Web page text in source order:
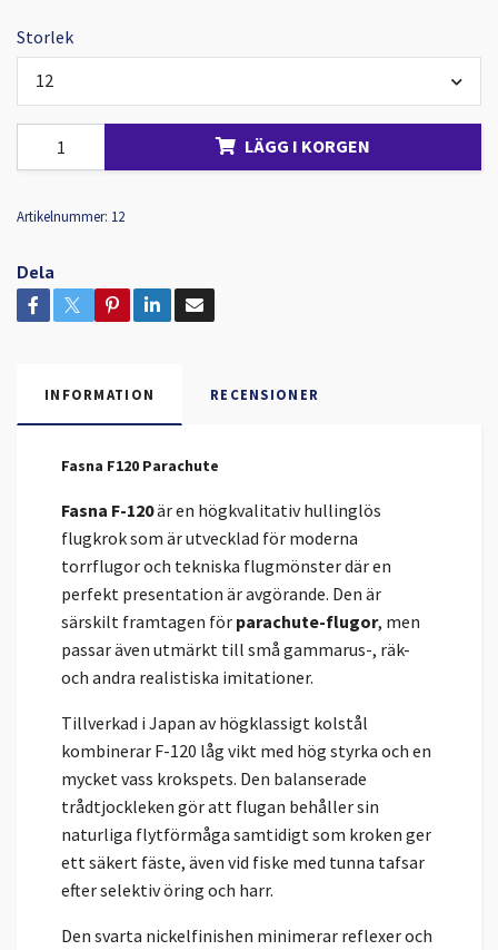
Storlek
12
LÄGG I KORGEN
Artikelnummer: 12
Dela
INFORMATION RECENSIONER
Fasna F120 Parachute
Fasna F-120är en högkvalitativ hullinglös
flugkrok som är utvecklad för moderna
torrflugor och tekniska flugmönster där en
perfekt presentation är avgörande. Den är
särskilt framtagen för parachute-flugor, men
passar även utmärkt till små gammarus-, räk-
och andra realistiska imitationer.
Tillverkad i Japan av högklassigt kolstål
kombinerar F-120 låg vikt med hög styrka och en
mycket vass krokspets. Den balanserade
trådtjockleken gör att flugan behåller sin
naturliga flytförmåga samtidigt som kroken ger
ett säkert fäste, även vid fiske med tunna tafsar
efter selektiv öring och harr.
Den svarta nickelfinishen minimerar reflexer och